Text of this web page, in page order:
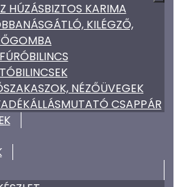
HÚZÁSBIZTOS KARIMA
KILÉGZŐ,
NÉZŐÜVEGEK
CSAPPÁR